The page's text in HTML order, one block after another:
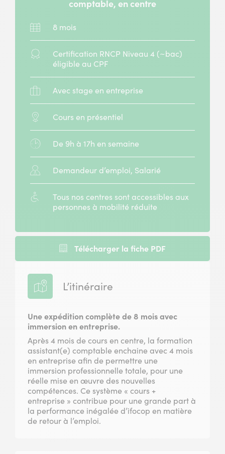
L’itinéraire
Une expédition complète de 8 mois avec
immersion en entreprise.
Après 4 mois de cours en centre, la formation
assistant(e) comptable enchaine avec 4 mois
en entreprise afin de permettre une
immersion professionnelle totale, pour une
réelle mise en œuvre des nouvelles
compétences. Ce système « cours +
entreprise » contribue pour une grande part à
la performance inégalée d’ifocop en matière
de retour à l’emploi.
comptable, en centre
Durée 8 mois
DiplômeCertification RNCP Niveau 4 (~bac)
éligible au CPF
Stage
Avec stage en entreprise
ModalitéCours en présentiel
HorairesDe 9h à 17h en semaine
Public Demandeur d’emploi, Salarié
AccessibilitéTous nos centres sont accessibles aux
personnes à mobilité réduite
Télécharger la fiche PDF